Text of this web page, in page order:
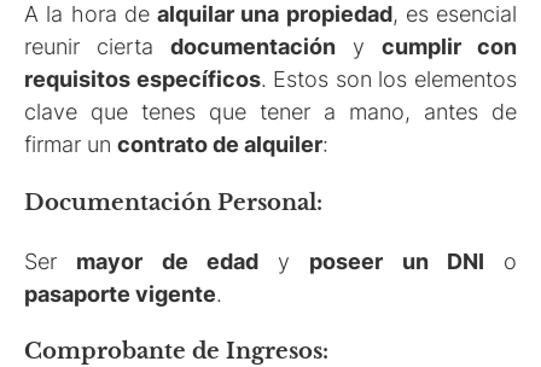
A la hora de alquilar una propiedad, es esencial
reunir cierta documentación y cumplir con
requisitos específicos. Estos son los elementos
clave que tenes que tener a mano, antes de
firmar un contrato de alquiler:
Documentación Personal:
Ser mayor de edady poseer unDNI o
pasaporte vigente.
Comprobante de Ingresos: